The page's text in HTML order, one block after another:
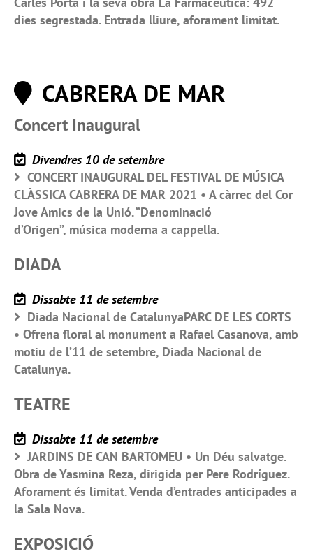
dies segrestada. Entrada lliure, aforament limitat.
CABRERA DE MAR
Concert Inaugural
Divendres 10 de setembre
CONCERT INAUGURAL DEL FESTIVAL DE MÚSICA
CLÀSSICA CABRERA DE MAR 2021 • A càrrec del Cor
Jove Amics de la Unió. “Denominació
d’Origen”, música moderna a cappella.
DIADA
Dissabte 11 de setembre
Diada Nacional de CatalunyaPARC DE LES CORTS
• Ofrena floral al monument a Rafael Casanova, amb
motiu de l’11 de setembre, Diada Nacional de
Catalunya.
TEATRE
Dissabte 11 de setembre
JARDINS DE CAN BARTOMEU • Un Déu salvatge.
Obra de Yasmina Reza, dirigida per Pere Rodríguez.
Aforament és limitat. Venda d’entrades anticipades a
la Sala Nova.
EXPOSICIÓ